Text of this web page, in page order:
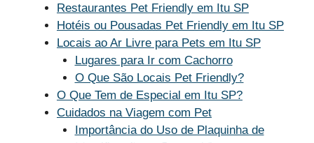
Restaurantes Pet Friendly em Itu SP
Hotéis ou Pousadas Pet Friendly em Itu SP
Locais ao Ar Livre para Pets em Itu SP
Lugares para Ir com Cachorro
O Que São Locais Pet Friendly?
O Que Tem de Especial em Itu SP?
Cuidados na Viagem com Pet
Importância do Uso de Plaquinha de